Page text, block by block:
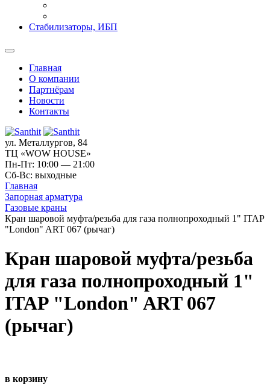
Стабилизаторы, ИБП
Главная
О компании
Партнёрам
Новости
Контакты
ул. Металлургов, 84
ТЦ «WOW HOUSE»
Пн-Пт: 10:00 — 21:00
Сб-Вс: выходные
Главная
Запорная арматура
Газовые краны
Кран шаровой муфта/резьба для газа полнопроходный 1" ITAP
"London" ART 067 (рычаг)
Кран шаровой муфта/резьба
для газа полнопроходный 1"
ITAP "London" ART 067
(рычаг)
в корзину